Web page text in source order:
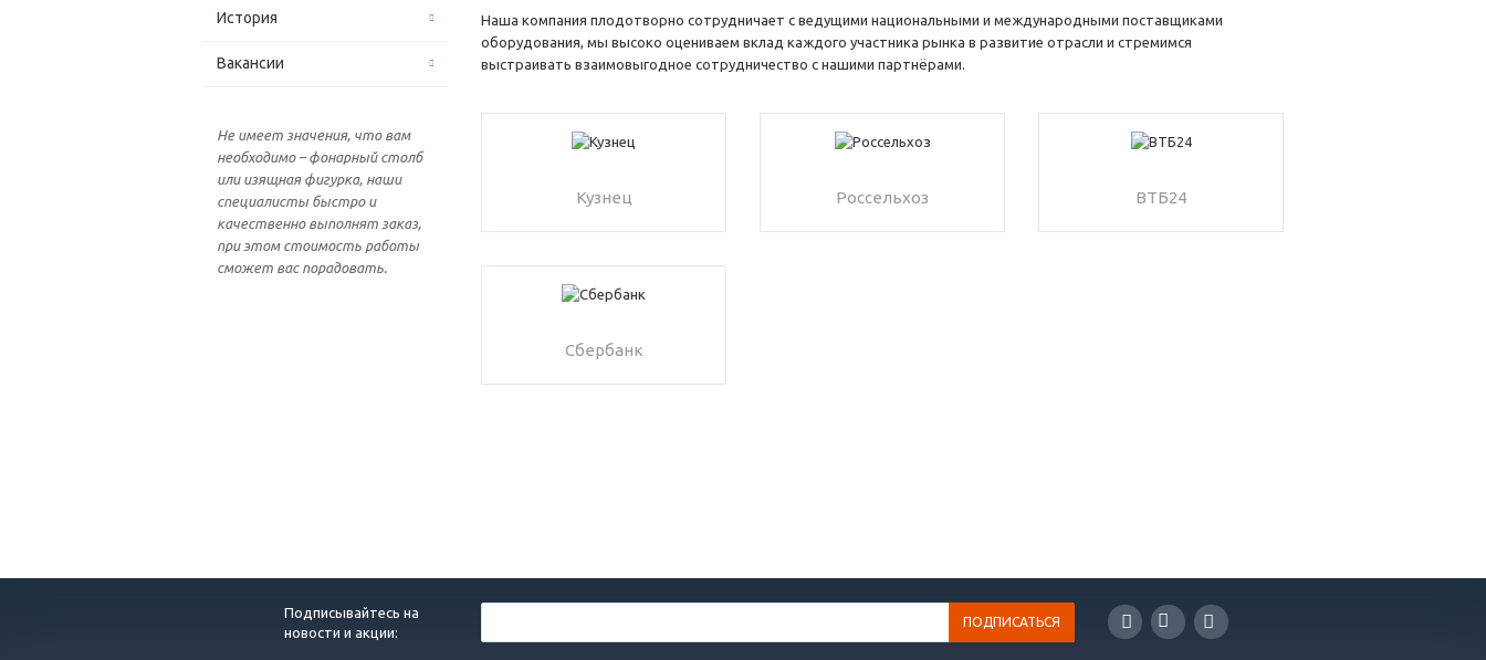
История
Вакансии
Не имеет значения, что вам
необходимо – фонарный столб
или изящная фигурка, наши
специалисты быстро и
качественно выполнят заказ,
при этом стоимость работы
сможет вас порадовать.
Наша компания плодотворно сотрудничает с ведущими национальными и международными поставщиками
оборудования, мы высоко оцениваем вклад каждого участника рынка в развитие отрасли и стремимся
выстраивать взаимовыгодное сотрудничество с нашими партнёрами.
Кузнец Россельхоз ВТБ24
Сбербанк
Подписывайтесь на
новости и акции: